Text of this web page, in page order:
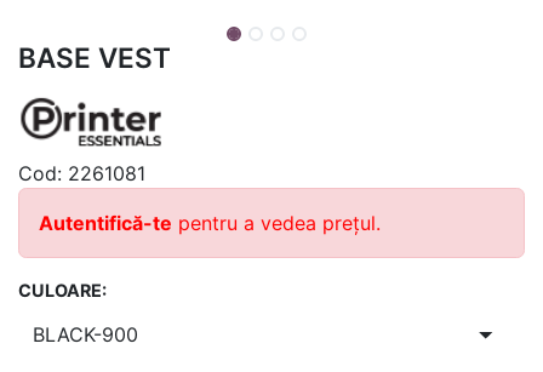
BASE VEST
Cod: 2261081
Autentifică-te pentru a vedea prețul.
CULOARE: